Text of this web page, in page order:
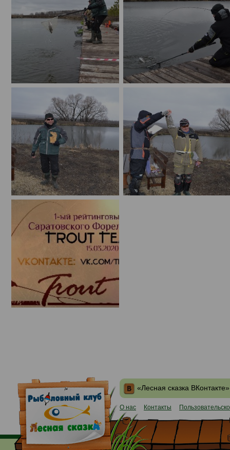
«Лесная сказка ВКонтакте»
О нас Контакты